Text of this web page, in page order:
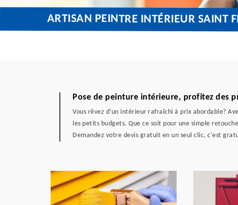
ARTISAN PEINTRE INTÉRIEUR SAINT
Pose de peinture intérieure, profitez des
Vous rêvez d'un intérieur rafraîchi à prix abordable?
les petits budgets. Que ce soit pour une simple
Demandez votre devis gratuit en un seul clic, c'est